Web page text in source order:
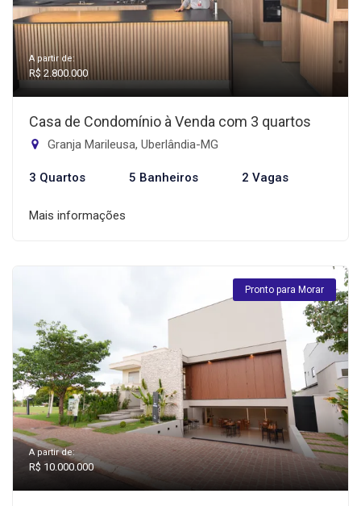
A partir de:
R$ 2.800.000
Casa de Condomínio à Venda com 3 quartos
Granja Marileusa, Uberlândia-MG
3 Quartos 5 Banheiros 2 Vagas
Mais informações
Pronto para Morar
A partir de:
R$ 10.000.000